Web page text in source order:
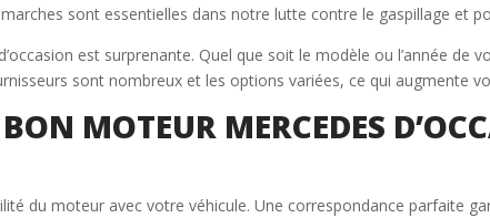
sont essentielles dans notre lutte contre le gaspillage et
est surprenante. Quel que soit le modèle ou l’année de
sont nombreux et les options variées, ce qui augmente
MOTEUR MERCEDES
du moteur avec votre véhicule. Une correspondance parfaite